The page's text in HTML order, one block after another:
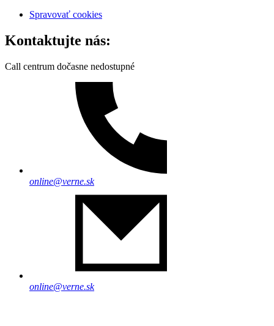
Spravovať cookies
Kontaktujte nás:
Call centrum dočasne nedostupné
online@verne.sk
online@verne.sk